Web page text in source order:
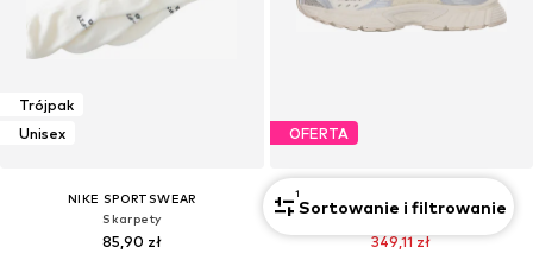
Trójpak
Unisex
NIKE SPORTSWEAR
Skarpety
85,90 zł
OFERTA
NIKE SPORTSWEAR
349,11 zł
1
Sortowanie i filtrowanie